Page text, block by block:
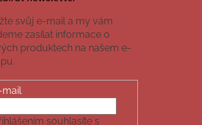
svůj e-mail a my vám
zasílat informace o
produktech na našem e-
mail
souhlasíte s